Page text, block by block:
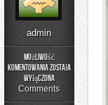
admin
Możliwość
komentowania
Fotografia
została
wyłączona
Comments